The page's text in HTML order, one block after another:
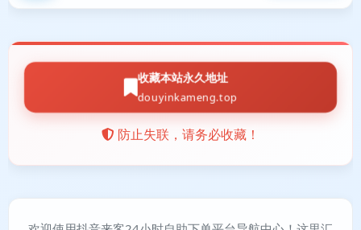
收藏本站永久地址
douyinkameng.top
防止失联，请务必收藏！